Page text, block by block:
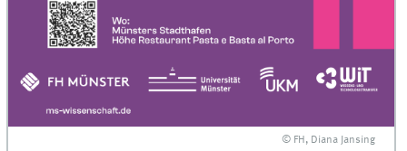
© FH, Diana Jansing